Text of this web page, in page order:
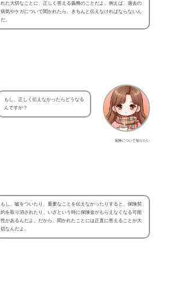
れた大切なことに、正しく答える義務のことだよ。例えば、過去の
病気やケガについて聞かれたら、きちんと伝えなければならないん
だ。
保険について知りたい
もし、正しく伝えなかったらどうなる
んですか？
もし、嘘をついたり、重要なことを伝えなかったりすると、保険契
約を取り消されたり、いざという時に保険金がもらえなくなる可能
性があるんだよ。だから、聞かれたことには正直に答えることが大
切なんだよ。